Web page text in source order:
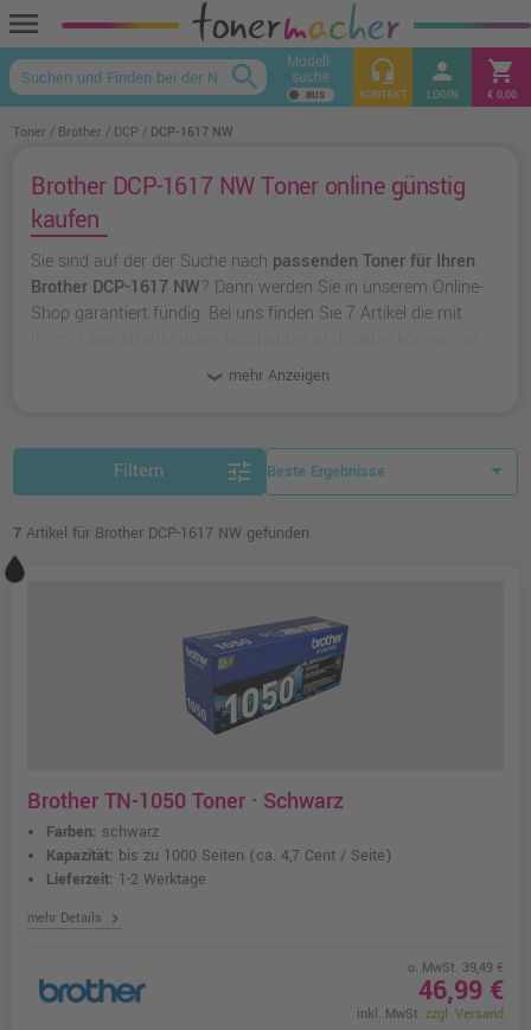
menu
keyboard_arrow_up
search Modell-
suche headset_mic
KONTAKT
person
LOGIN
shopping_cart
€ 0,00
Toner Brother DCP DCP-1617 NW
Brother DCP-1617 NW Toner online günstig
kaufen
Sie sind auf der der Suche nach passenden Toner für Ihren
Brother DCP-1617 NW? Dann werden Sie in unserem Online-
Shop garantiert fündig. Bei uns finden Sie 7 Artikel die mit
originalen Toner von Brother wählen oder zu
mehr Anzeigen
Filtern tune
7 Artikel für Brother DCP-1617 NW gefunden
Brother TN-1050 Toner · Schwarz
Farben: schwarz
Kapazität: bis zu 1000 Seiten (ca. 4,7 Cent / Seite)
Lieferzeit: 1-2 Werktage
mehr Details chevron_right
o. MwSt. 39,49 €
46,99 €
inkl. MwSt. zzgl. Versand